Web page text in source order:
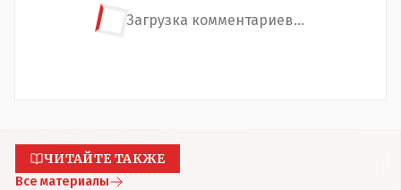
Загрузка комментариев...
ЧИТАЙТЕ ТАКЖЕ
Все материалы